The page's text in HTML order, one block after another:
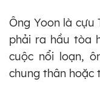
Ông Yoon là cựu
phải ra hầu tòa
cuộc nổi loạn,
chung thân hoặc